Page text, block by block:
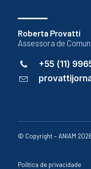
Roberta Provatti
Assessora de
+55 (11)
© Copyright – ANIAM 2026
Política de privacidade